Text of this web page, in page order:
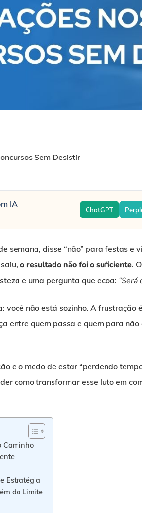
Sem Desistir
IA
ChatGPT
semana, disse “não” para festas e
o resultado não foi o suficiente.
e uma pergunta que ecoa: “Será
você não está sozinho. A frustração
entre quem passa e quem para
e o medo de estar “perdendo
como transformar esse luto em
Caminho
Estratégia
do Limite